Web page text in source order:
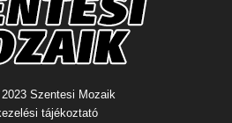
Szentesi Mozaik
tájékoztató